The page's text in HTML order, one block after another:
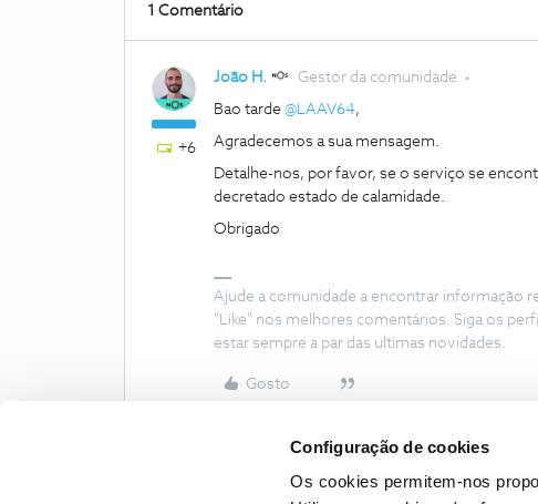
Configuração de cookies
Os cookies permitem-nos
1 Comentário
+6
João H. Gestor da comunidade
Bao tarde ​ @LAAV64,
Agradecemos a sua mensagem.
Detalhe-nos, por favor, se o serviço se
decretado estado de calamidade.
Obrigado
Ajude a comunidade a encontrar informação
"Like" nos melhores comentários. Siga os
estar sempre a par das ultimas novidades.
Gosto